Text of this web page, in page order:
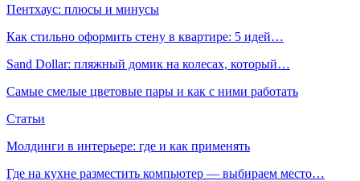
Пентхаус: плюсы и минусы
Как стильно оформить стену в квартире: 5 идей…
Sand Dollar: пляжный домик на колесах, который…
Самые смелые цветовые пары и как с ними работать
Статьи
Молдинги в интерьере: где и как применять
Где на кухне разместить компьютер — выбираем место…